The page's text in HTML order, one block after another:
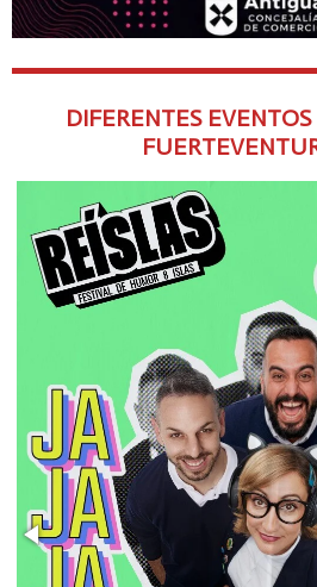
DIFERENTES